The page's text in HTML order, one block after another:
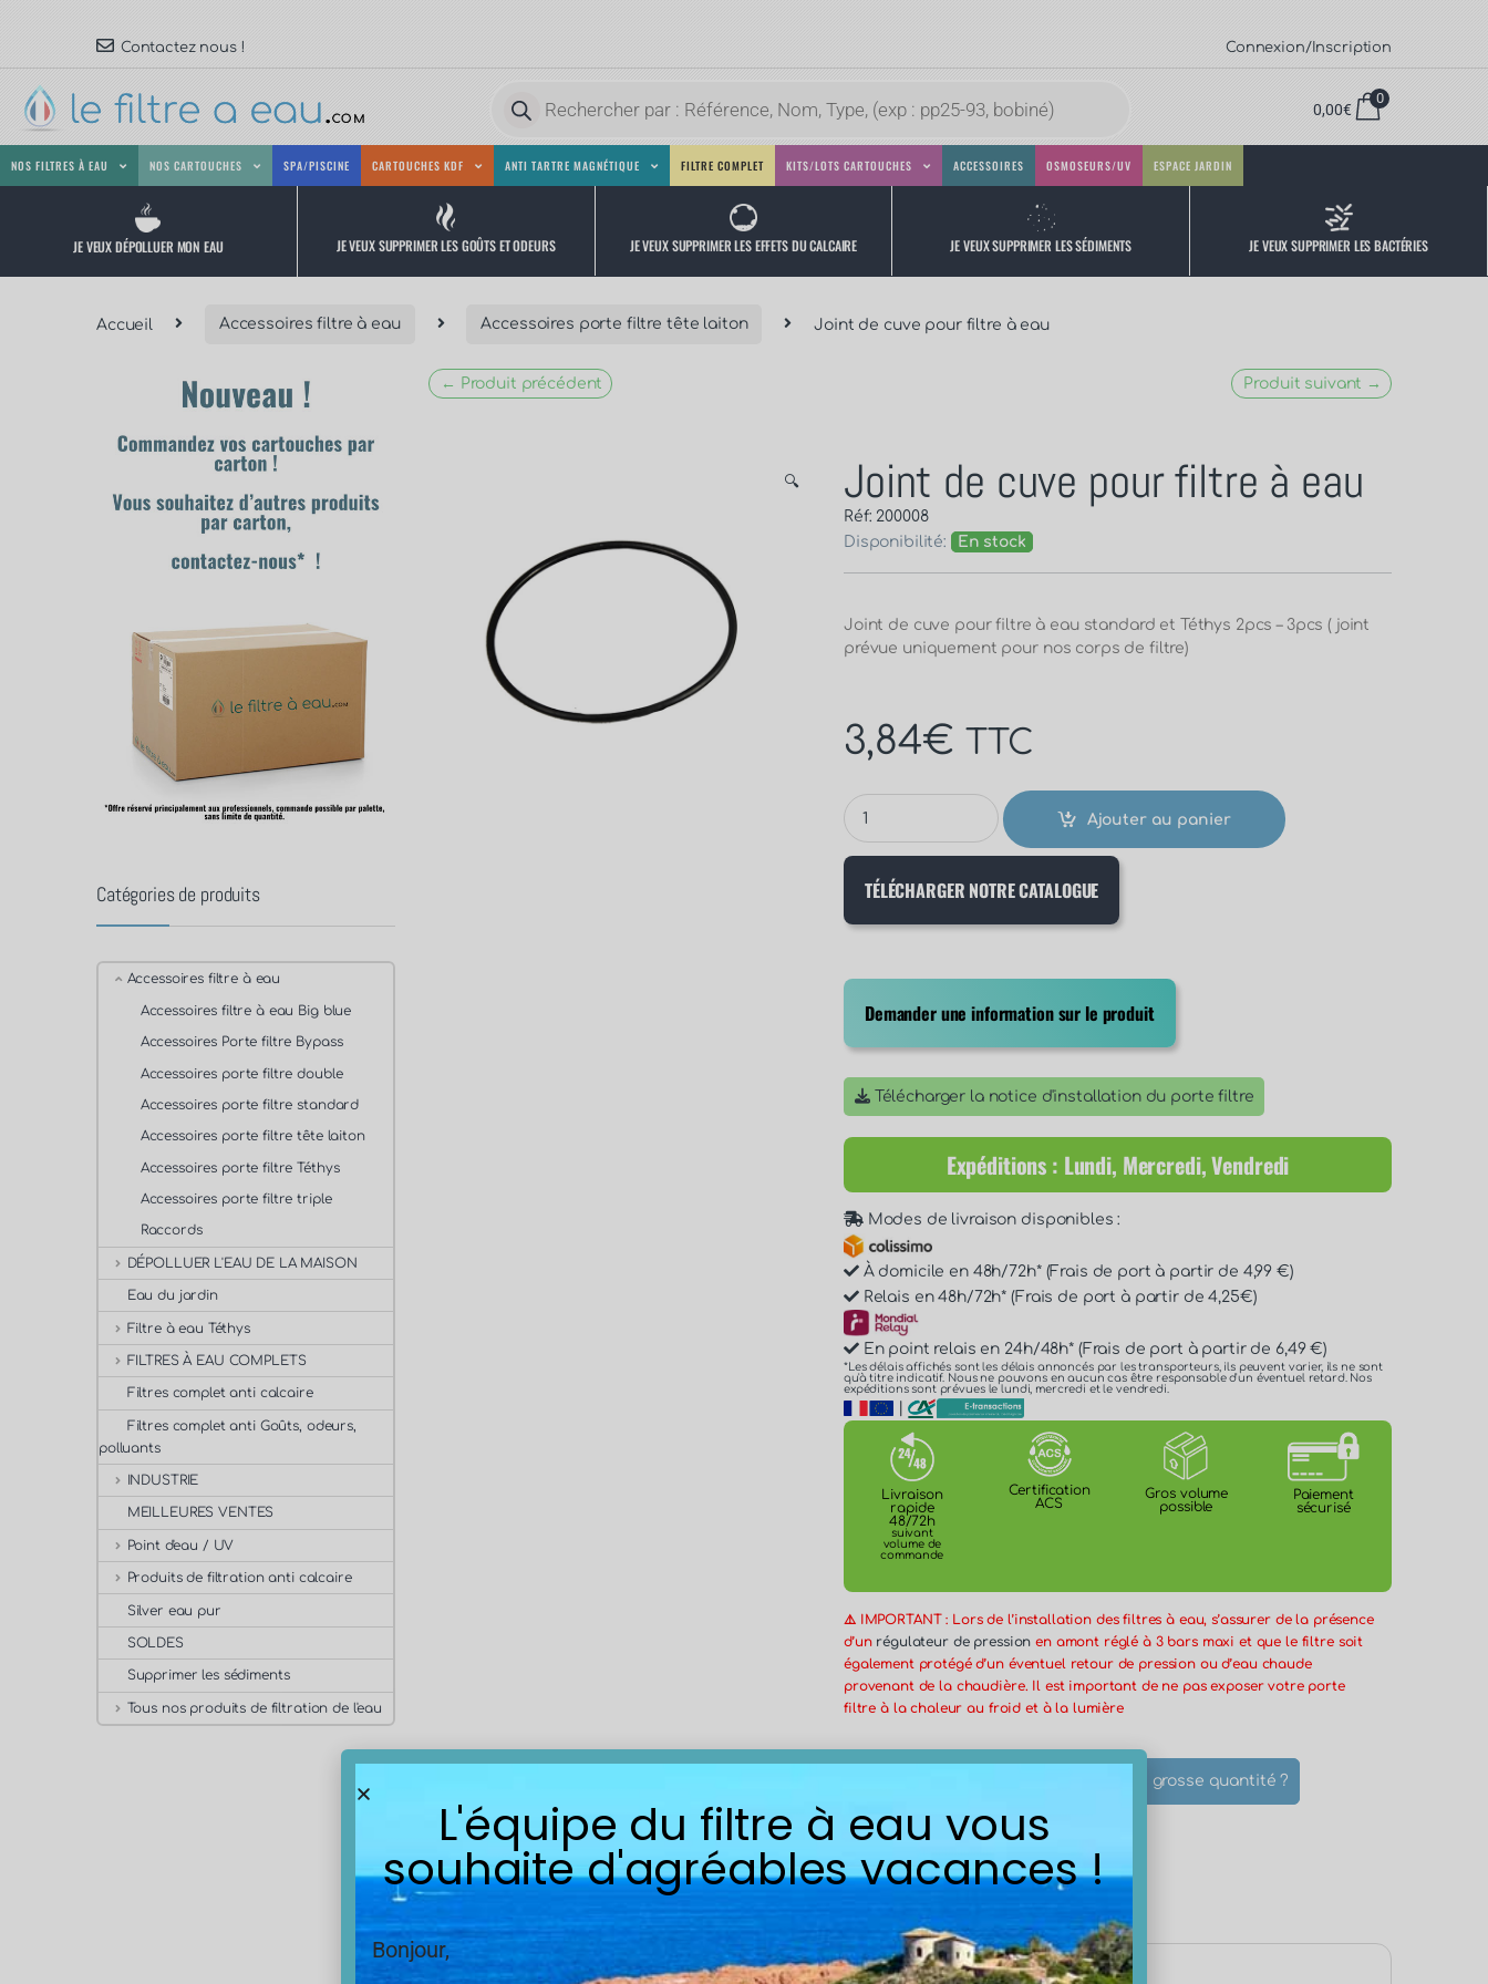
Contactez nous ! Connexion/Inscription
0,00€
0
NOS FILTRES À EAU NOS CARTOUCHES SPA/PISCINE CARTOUCHES KDF ANTI TARTRE MAGNÉTIQUE FILTRE COMPLET KITS/LOTS CARTOUCHES ACCESSOIRES OSMOSEURS/UV ESPACE JARDIN
JE VEUX DÉPOLLUER MON EAU JE VEUX SUPPRIMER LES GOÛTS ET ODEURS JE VEUX SUPPRIMER LES EFFETS DU CALCAIRE JE VEUX SUPPRIMER LES SÉDIMENTS JE VEUX SUPPRIMER LES BACTÉRIES
Accueil Accessoires filtre à eau Accessoires porte filtre tête laiton Joint de cuve pour filtre à eau
← Produit précédent Produit suivant →
🔍 Joint de cuve pour filtre à eau
Réf: 200008
Disponibilité:
En stock
Joint de cuve pour filtre à eau standard et Téthys 2pcs – 3pcs ( joint
prévue uniquement pour nos corps de filtre)
3,84€ TTC
Ajouter au panier
TÉLÉCHARGER NOTRE CATALOGUE
Demander une information sur le produit
Télécharger la notice d'installation du porte filtre
Expéditions : Lundi, Mercredi, Vendredi
Modes de livraison disponibles :
À domicile en 48h/72h* (Frais de port à partir de 4,99 €)
Relais en 48h/72h* (Frais de port à partir de 4,25€)
En point relais en 24h/48h* (Frais de port à partir de 6,49 €)
*Les délais affichés sont les délais annoncés par les transporteurs, ils peuvent varier, ils ne sont
qu'à titre indicatif. Nous ne pouvons en aucun cas être responsable d'un éventuel retard. Nos
expéditions sont prévues le lundi, mercredi et le vendredi.
|
Livraison
rapide
48/72h
suivant
volume de
commande
Certification
ACS
Gros volume
possible
Paiement
sécurisé
⚠️ IMPORTANT : Lors de l’installation des filtres à eau, s’assurer de la présence
d’un régulateur de pression en amont réglé à 3 bars maxi et que le filtre soit
également protégé d’un éventuel retour de pression ou d’eau chaude
provenant de la chaudière. Il est important de ne pas exposer votre porte
filtre à la chaleur au froid et à la lumière
Une grosse quantité ?
Guide des tailles
Description Détails du produit
Catégories de produits
Accessoires filtre à eau
Accessoires filtre à eau Big blue
Accessoires Porte filtre Bypass
Accessoires porte filtre double
Accessoires porte filtre standard
Accessoires porte filtre tête laiton
Accessoires porte filtre Téthys
Accessoires porte filtre triple
Raccords
DÉPOLLUER L'EAU DE LA MAISON
Eau du jardin
Filtre à eau Téthys
FILTRES À EAU COMPLETS
Filtres complet anti calcaire
Filtres complet anti Goûts, odeurs,
polluants
INDUSTRIE
MEILLEURES VENTES
Point d'eau / UV
Produits de filtration anti calcaire
Silver eau pur
SOLDES
Supprimer les sédiments
Tous nos produits de filtration de l'eau
L'équipe du filtre à eau vous
souhaite d'agréables vacances !
Bonjour,